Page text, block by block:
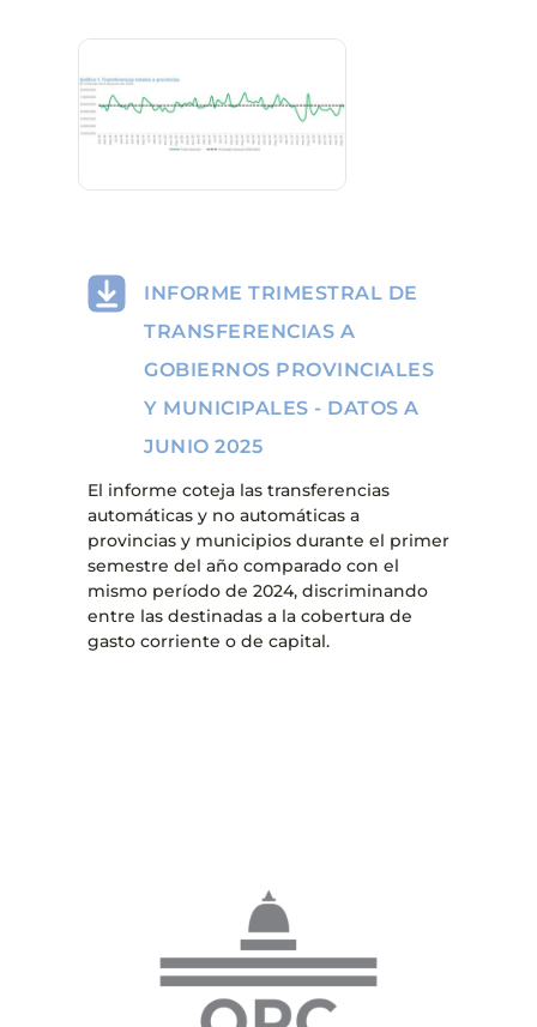
INFORME TRIMESTRAL DE
TRANSFERENCIAS A
GOBIERNOS PROVINCIALES
Y MUNICIPALES - DATOS A
JUNIO 2025
El informe coteja las transferencias
automáticas y no automáticas a
provincias y municipios durante el primer
semestre del año comparado con el
mismo período de 2024, discriminando
entre las destinadas a la cobertura de
gasto corriente o de capital.